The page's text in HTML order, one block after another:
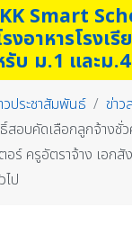
Smart
งอาหารโรงเรี
รับ ม.1 และม.4
วประชาสัมพันธ์
ข่าว
สอบคัดเลือกลูกจ้างชั่
อร์ ครูอัตราจ้าง เอก
ป